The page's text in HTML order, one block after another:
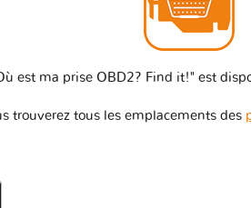
est ma prise OBD2? Find it!" est
trouverez tous les emplacements des